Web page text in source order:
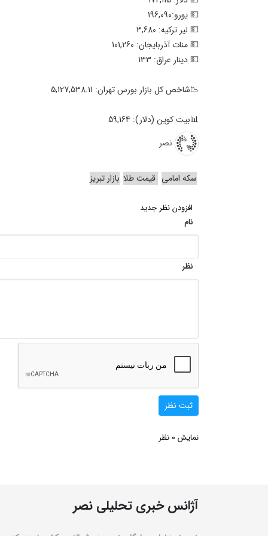
💵 یورو:196,090
💵 لیر ترکیه: 3,680
💵 منات آذربایجان: 101,260
💵 دینار عراق: 133
📉شاخص کل بازار بورس تهران: 5,127,538.11
📊بیت کوین (دلار): 59,164
نصر
سکه امامی قیمت طلا بازار تبریز
افزودن نظر جدید
نام
نظر
ثبت نظر
نمایش 0 نظر
آژانس خبری تحلیلی نصر